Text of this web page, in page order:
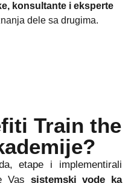
konsultante i eksperte
dele sa drugima.
Train the
etape i implementirali
Vas sistemski vode ka